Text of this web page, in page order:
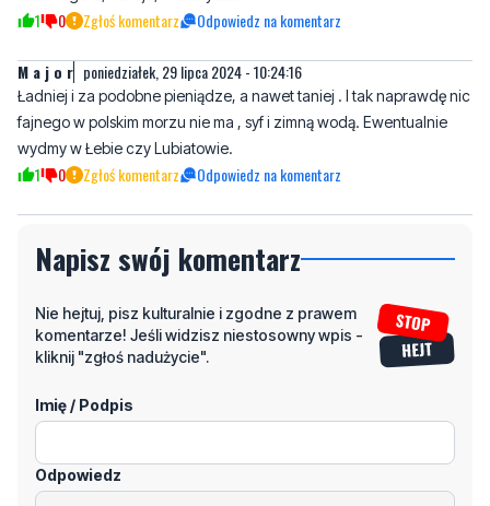
M a j o r poniedziałek, 29 lipca 2024 - 10:20:27
Czarnogóra, Turcja, Włochy itd....
1 0 Zgłoś komentarz Odpowiedz na komentarz
M a j o r poniedziałek, 29 lipca 2024 - 10:24:16
Ładniej i za podobne pieniądze, a nawet taniej . I tak naprawdę nic
1 0 Zgłoś komentarz Odpowiedz na komentarz
Napisz swój komentarz
komentarze! Jeśli widzisz niestosowny wpis -
Imię / Podpis